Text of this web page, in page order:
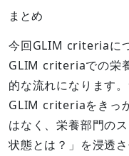
まとめ
今回GLIM criteriaに
GLIM criteriaでの栄
的な流れになります
GLIM criteriaをきっ
はなく、栄養部門の
状態とは？」を浸透